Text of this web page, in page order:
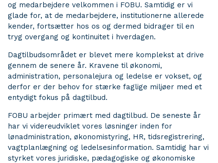
og medarbejdere velkommen i FOBU. Samtidig er vi
glade for, at de medarbejdere, institutionerne allerede
kender, fortsætter hos os og dermed bidrager til en
tryg overgang og kontinuitet i hverdagen.
Dagtilbudsområdet er blevet mere komplekst at drive
gennem de senere år. Kravene til økonomi,
administration, personalejura og ledelse er vokset, og
derfor er der behov for stærke faglige miljøer med et
entydigt fokus på dagtilbud.
FOBU arbejder primært med dagtilbud. De seneste år
har vi videreudviklet vores løsninger inden for
lønadministration, økonomistyring, HR, tidsregistrering,
vagtplanlægning og ledelsesinformation. Samtidig har vi
styrket vores juridiske, pædagogiske og økonomiske